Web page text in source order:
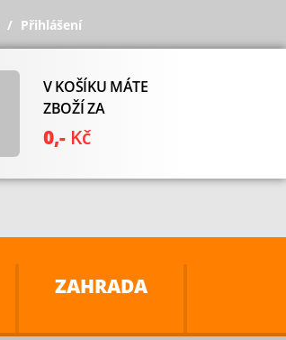
Přihlášení
V KOŠÍKU MÁTE
ZBOŽÍ ZA
0,- Kč
ZAHRADA